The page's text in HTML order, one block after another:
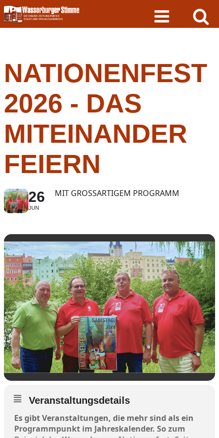
Skip
to
content
NATIONENFEST
2026 - DAS
MITEINANDER
FEIERN
26
JUN
MIT GROSSARTIGEM PROGRAMM
Veranstaltungsdetails
Es gibt Veranstaltungen, die mehr sind als ein
Programmpunkt im Jahreskalender. So zum